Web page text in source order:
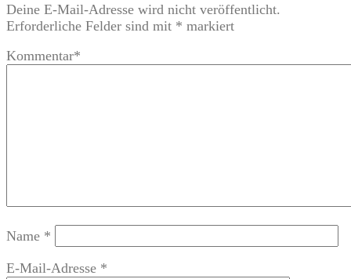
Deine E-Mail-Adresse wird nicht veröffentlicht.
Erforderliche Felder sind mit * markiert
Kommentar*
Name *
E-Mail-Adresse *